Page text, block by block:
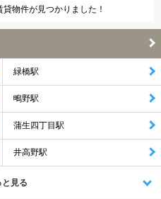
物件が見つかりました！
緑橋駅
鴫野駅
蒲生四丁目駅
井高野駅
と見る